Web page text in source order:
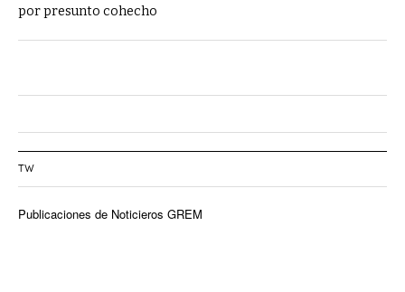
por presunto cohecho
TW
Publicaciones de Noticieros GREM